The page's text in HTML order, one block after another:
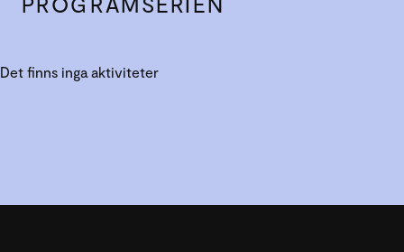
Det finns inga aktiviteter